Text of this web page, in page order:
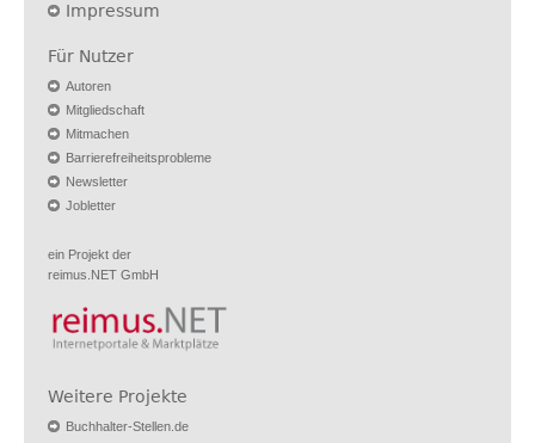
Impressum
Für Nutzer
Autoren
Mitgliedschaft
Mitmachen
Barrierefreiheitsprobleme
Newsletter
Jobletter
ein Projekt der
reimus.NET GmbH
Weitere Projekte
Buchhalter-Stellen.de